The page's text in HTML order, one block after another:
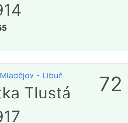
- Libuň
Tlustá
72